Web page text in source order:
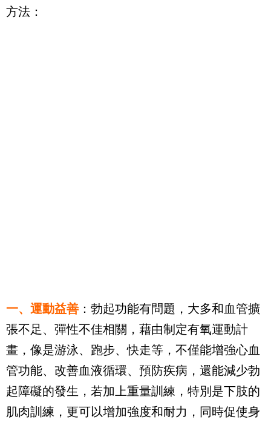
方法：
一、運動益善 ：勃起功能有問題，大多和血管擴
張不足、彈性不佳相關，藉由制定有氧運動計
畫，像是游泳、跑步、快走等，不僅能增強心血
管功能、改善血液循環、預防疾病，還能減少勃
起障礙的發生，若加上重量訓練，特別是下肢的
肌肉訓練，更可以增加強度和耐力，同時促使身